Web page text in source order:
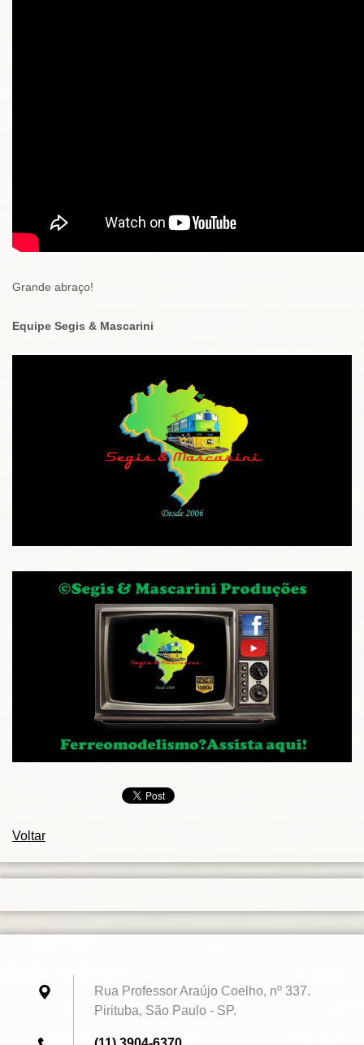
Grande abraço!
Equipe Segis & Mascarini
Voltar
Rua Professor Araújo Coelho, nº 337.
Pirituba, São Paulo - SP.